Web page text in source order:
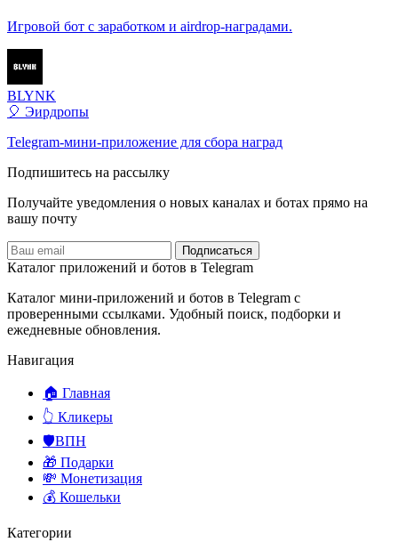
Игровой бот с заработком и airdrop-наградами.
BLYNK
🎈 Эирдропы
Telegram-мини-приложение для сбора наград
Подпишитесь на рассылку
Получайте уведомления о новых каналах и ботаx прямо на
вашу почту
Подписаться
Каталог приложений и ботов в Telegram
Каталог мини-приложений и ботов в Telegram с
проверенными ссылками. Удобный поиск, подборки и
ежедневные обновления.
Навигация
🏠 Главная
👆 Кликеры
🛡️ВПН
🎁 Подарки
💸 Монетизация
💰 Кошельки
Категории